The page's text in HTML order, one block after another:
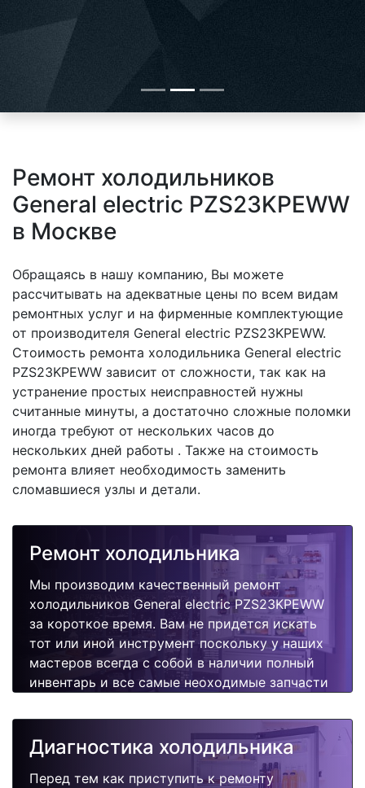
Ремонт холодильников
General electric PZS23KPEWW
в Москве
Обращаясь в нашу компанию, Вы можете
рассчитывать на адекватные цены по всем видам
ремонтных услуг и на фирменные комплектующие
от производителя General electric PZS23KPEWW.
Стоимость ремонта холодильника General electric
PZS23KPEWW зависит от сложности, так как на
устранение простых неисправностей нужны
считанные минуты, а достаточно сложные поломки
иногда требуют от нескольких часов до
нескольких дней работы . Также на стоимость
ремонта влияет необходимость заменить
сломавшиеся узлы и детали.
Ремонт холодильника
Мы производим качественный ремонт
холодильников General electric PZS23KPEWW
за короткое время. Вам не придется искать
тот или иной инструмент поскольку у наших
мастеров всегда с собой в наличии полный
инвентарь и все самые неоходимые запчасти
быстро, качественно и недорого.
Диагностика холодильника
Перед тем как приступить к ремонту